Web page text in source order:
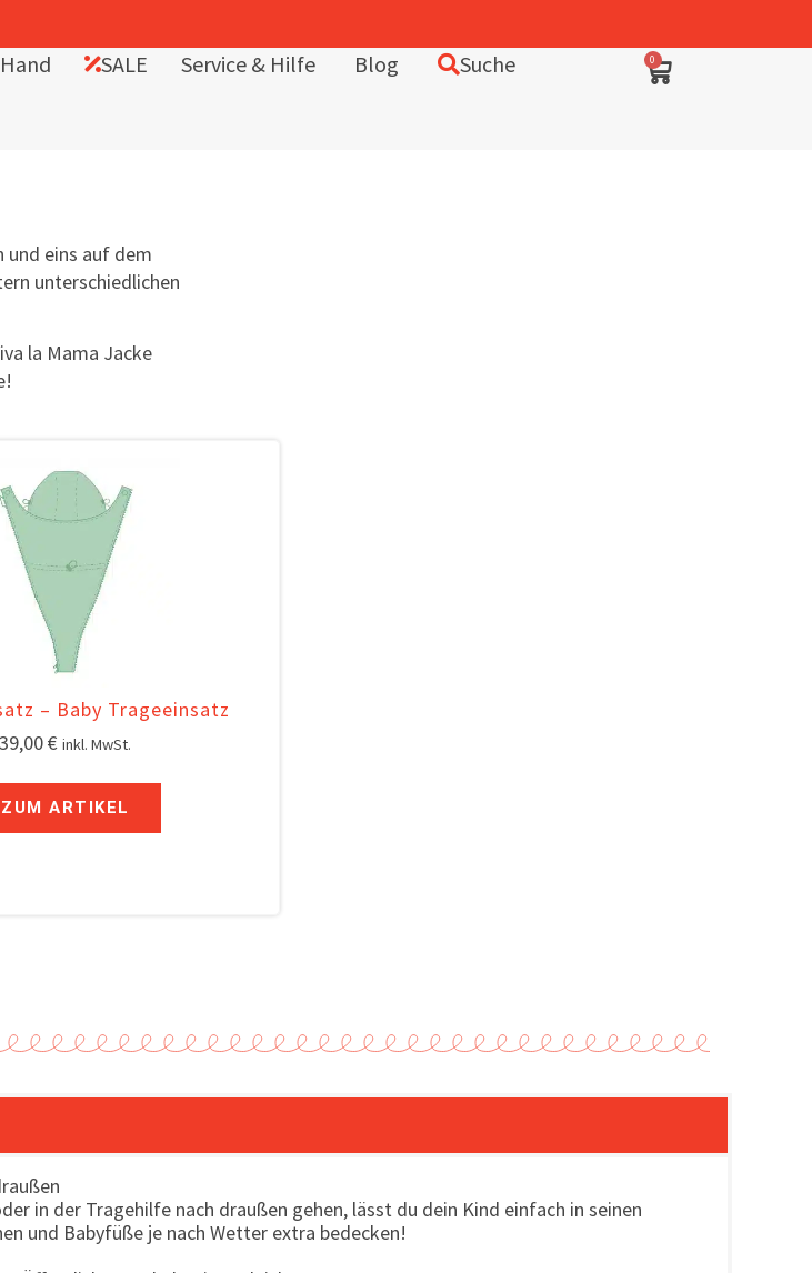
SALE Service & Hilfe Blog Suche 0
eins auf dem
unterschiedlichen
la Mama Jacke
– Baby Trageeinsatz
39,00€ inkl. MwSt.
ZUM ARTIKEL
in der Tragehilfe nach draußen gehen, lässt du dein Kind einfach in seinen
und Babyfüße je nach Wetter extra bedecken!